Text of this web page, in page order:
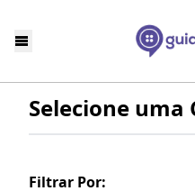
Selecione uma
Filtrar Por: